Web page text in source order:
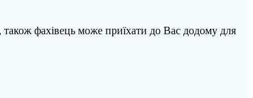
також фахівець може приїхати до Вас додому для